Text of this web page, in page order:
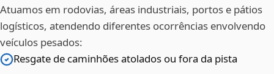
Atuamos em rodovias, áreas industriais, portos e pátios
logísticos, atendendo diferentes ocorrências envolvendo
veículos pesados:
Resgate de caminhões atolados ou fora da pista